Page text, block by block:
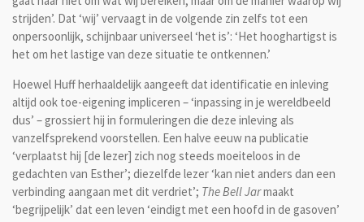
strijden’. Dat ‘wij’ vervaagt in de volgende zin zelfs tot een
onpersoonlijk, schijnbaar universeel ‘het is’: ‘Het hooghartigst is
het om het lastige van deze situatie te ontkennen.’
Hoewel Huff herhaaldelijk aangeeft dat identificatie en inleving
altijd ook toe-eigening impliceren – ‘inpassing in je wereldbeeld
dus’ – grossiert hij in formuleringen die deze inleving als
vanzelfsprekend voorstellen. Een halve eeuw na publicatie
‘verplaatst hij [de lezer] zich nog steeds moeiteloos in de
gedachten van Esther’; diezelfde lezer ‘kan niet anders dan een
verbinding aangaan met dit verdriet’; The Bell Jarmaakt
‘begrijpelijk’ dat een leven ‘eindigt met een hoofd in de gasoven’